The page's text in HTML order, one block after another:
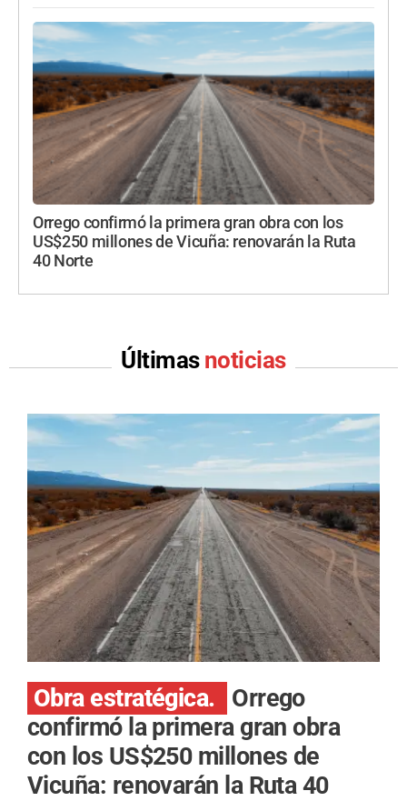
Orrego confirmó la primera gran obra con los
US$250 millones de Vicuña: renovarán la Ruta
40 Norte
Últimas noticias
Obra estratégica.
Orrego
confirmó la primera gran obra
con los US$250 millones de
Vicuña: renovarán la Ruta 40